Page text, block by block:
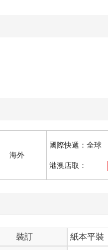
海外
國際快遞：全球
港澳店取：
裝訂
紙本平裝